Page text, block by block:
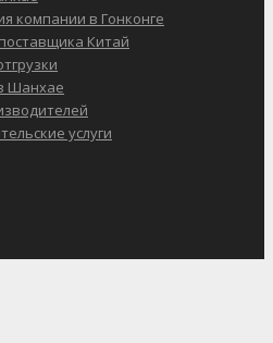
компании в Гонконге
Китай
Шанхае
услуги